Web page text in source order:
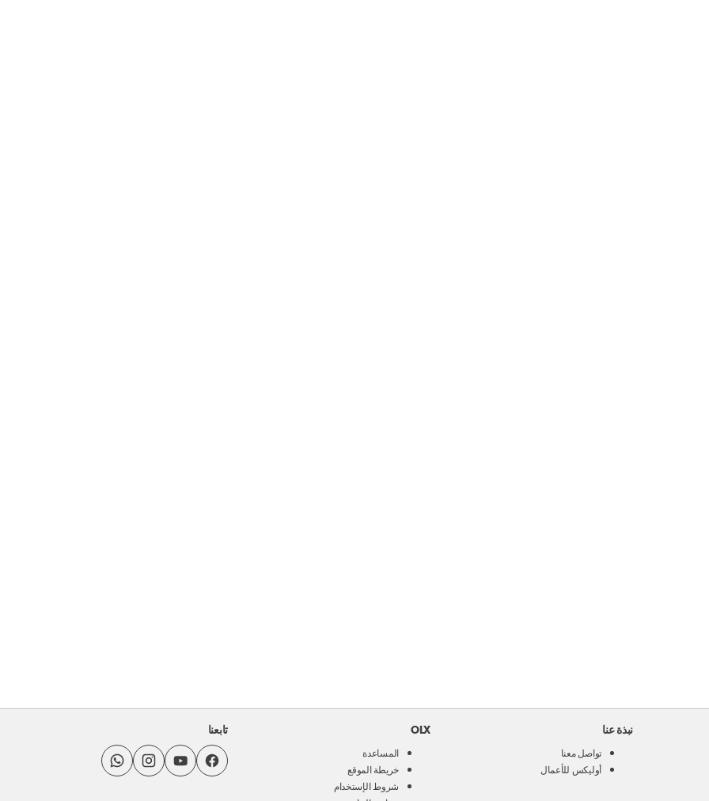
نبذة عنا
تواصل معنا
أوليكس للأعمال
OLX
المساعدة
خريطة الموقع
شروط الإستخدام
تابعنا